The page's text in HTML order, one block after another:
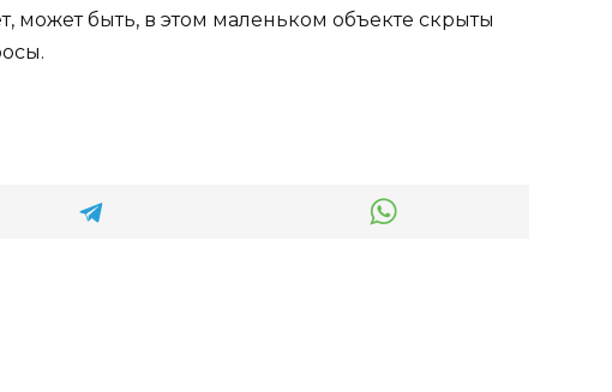
может быть, в этом маленьком объекте скрыты